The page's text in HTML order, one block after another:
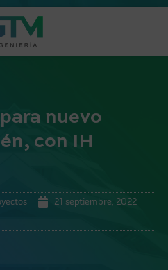
nuevo
con IH
21 septiembre, 2022